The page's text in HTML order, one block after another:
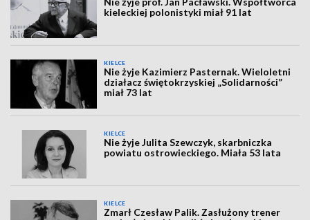
kieleckiej polonistyki miał 91 lat
KIELCE
Nie żyje Kazimierz Pasternak. Wieloletni
działacz świętokrzyskiej „Solidarności”
miał 73 lat
KIELCE
Nie żyje Julita Szewczyk, skarbniczka
powiatu ostrowieckiego. Miała 53 lata
KIELCE
Zmarł Czesław Palik. Zasłużony trener